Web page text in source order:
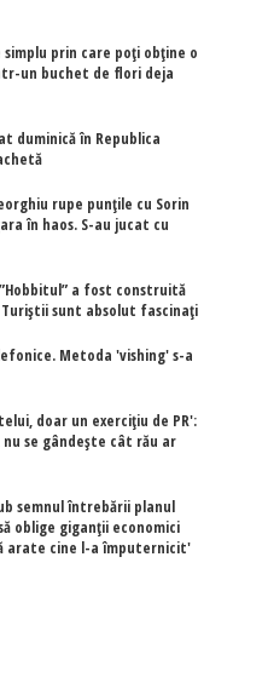
simplu prin care poți obține o
un buchet de flori deja
duminică în Republica
rupe punțile cu Sorin
în haos. S-au jucat cu
”Hobbitul” a fost construită
sunt absolut fascinați
Metoda 'vishing' s-a
doar un exercițiu de PR':
nu se gândește cât rău ar
semnul întrebării planul
oblige giganții economici
arate cine l-a împuternicit'